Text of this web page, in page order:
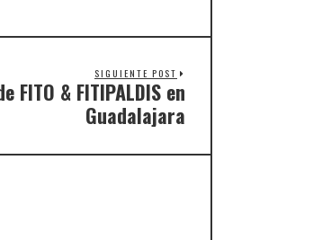
SIGUIENTE POST
& FITIPALDIS en
Guadalajara